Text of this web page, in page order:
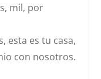
mil, por
esta es tu casa,
con nosotros.